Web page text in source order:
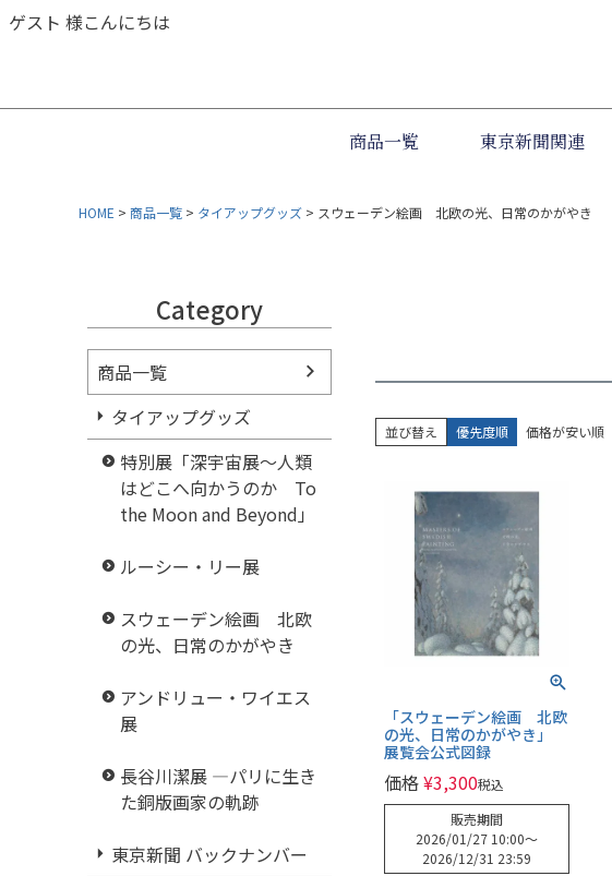
ゲスト 様こんにちは
商品一覧 東京新聞関連
HOME 商品一覧 タイアップグッズ スウェーデン絵画 北欧の光、日常のかがやき
Category
商品一覧
タイアップグッズ
特別展「深宇宙展～人類
はどこへ向かうのか To
the Moon and Beyond」
ルーシー・リー展
スウェーデン絵画 北欧
の光、日常のかがやき
アンドリュー・ワイエス
展
長谷川潔展 ―パリに生き
た銅版画家の軌跡
東京新聞 バックナンバー
並び替え 優先度順 価格が安い順
「スウェーデン絵画 北欧
の光、日常のかがやき」
展覧会公式図録
価格¥3,300税込
販売期間
2026/01/27 10:00〜
2026/12/31 23:59